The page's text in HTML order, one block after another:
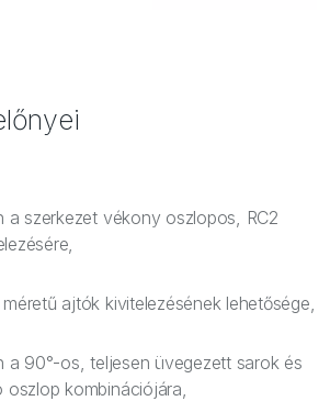
a szerkezet vékony oszlopos, RC2
ajtók kivitelezésének lehetősége,
a 90°-os, teljesen üvegezett sarok és
kombinációjára,